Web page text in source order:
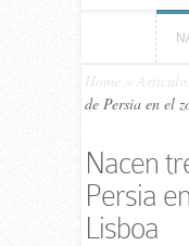
Home
de Persia en el
Nacen
Persia
Lisboa